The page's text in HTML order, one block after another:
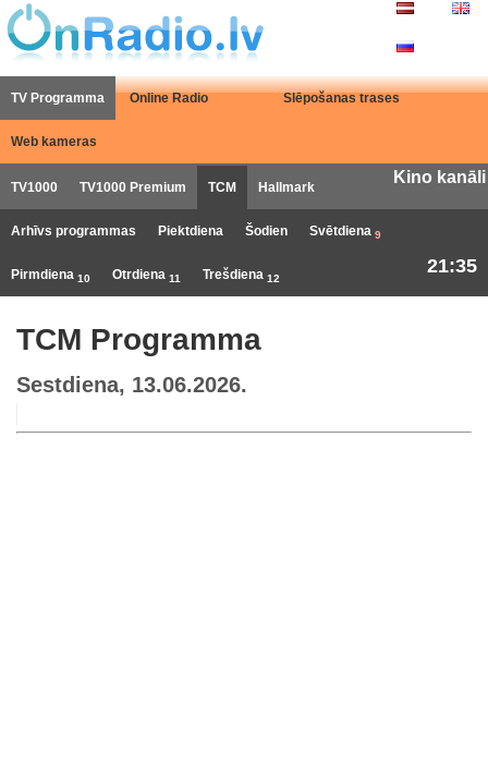
TV Programma Online Radio Slēpošanas trases
Web kameras
TV1000 TV1000 Premium TCM Hallmark
Kino kanāli
Arhīvs programmas Piektdiena Šodien Svētdiena 9
Pirmdiena 10 Otrdiena 11 Trešdiena 12
21:35
TCM Programma
Sestdiena, 13.06.2026.